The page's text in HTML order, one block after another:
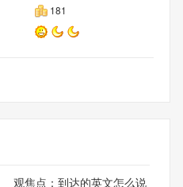
181
观焦点：到达的英文怎么说